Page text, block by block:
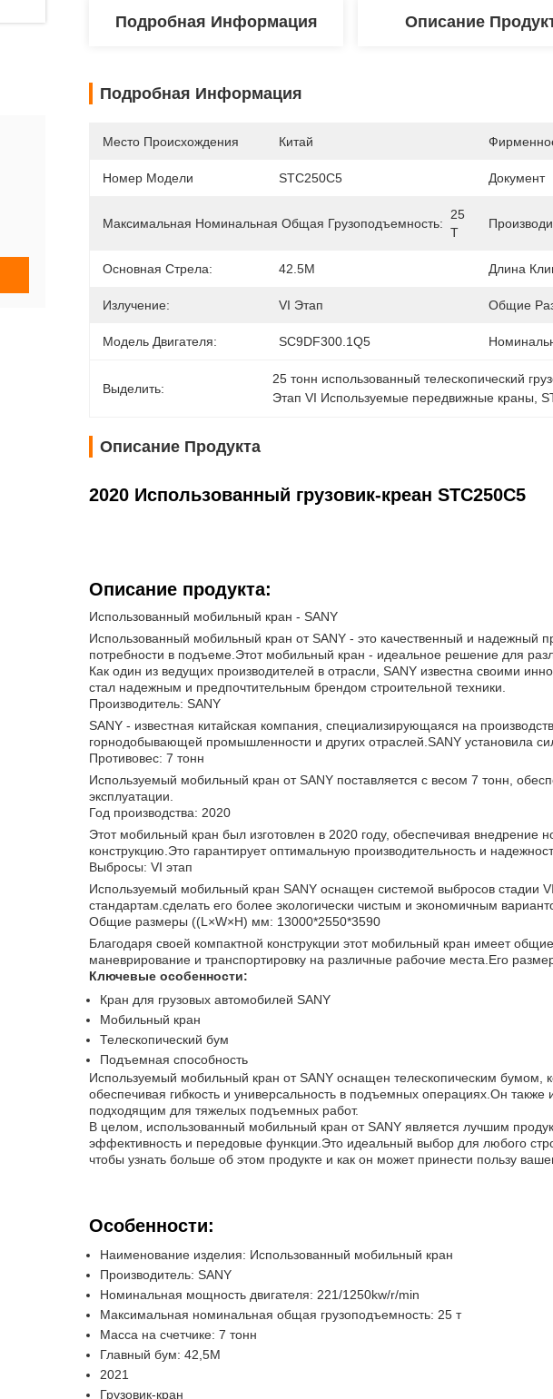
Подробная Информация Описание
Подробная Информация
Место Происхождения Китай
Номер Модели STC250C5 Документ
Максимальная Номинальная Общая Грузоподъемность:
25
Т
Основная Стрела: 42.5M Длина
Излучение: VI Этап Общие
Модель Двигателя: SC9DF300.1Q5
Выделить:
25 тонн использованный телескопический
Этап VI Используемые передвижные краны ,
Описание Продукта
2020 Использованный грузовик-креан STC250C5
Описание продукта:
Использованный мобильный кран - SANY
Использованный мобильный кран от SANY - это качественный и надежный
потребности в подъеме.Этот мобильный кран - идеальное решение для
Как один из ведущих производителей в отрасли, SANY известна своими
стал надежным и предпочтительным брендом строительной техники.
Производитель: SANY
SANY - известная китайская компания, специализирующаяся на
горнодобывающей промышленности и других отраслей.SANY установила
Противовес: 7 тонн
Используемый мобильный кран от SANY поставляется с весом 7 тонн,
эксплуатации.
Год производства: 2020
Этот мобильный кран был изготовлен в 2020 году, обеспечивая внедрение
конструкцию.Это гарантирует оптимальную производительность и
Выбросы: VI этап
Используемый мобильный кран SANY оснащен системой выбросов стадии
стандартам.сделать его более экологически чистым и экономичным
Общие размеры ((L×W×H) мм: 13000*2550*3590
Благодаря своей компактной конструкции этот мобильный кран имеет
маневрирование и транспортировку на различные рабочие места.Его
Ключевые особенности:
Кран для грузовых автомобилей SANY
Мобильный кран
Телескопический бум
Подъемная способность
Используемый мобильный кран от SANY оснащен телескопическим бумом,
обеспечивая гибкость и универсальность в подъемных операциях.Он также
подходящим для тяжелых подъемных работ.
В целом, использованный мобильный кран от SANY является лучшим
эффективность и передовые функции.Это идеальный выбор для любого
чтобы узнать больше об этом продукте и как он может принести пользу
Особенности:
Наименование изделия: Использованный мобильный кран
Производитель: SANY
Номинальная мощность двигателя: 221/1250kw/r/min
Максимальная номинальная общая грузоподъемность: 25 т
Масса на счетчике: 7 тонн
Главный бум: 42,5M
2021
Грузовик-кран